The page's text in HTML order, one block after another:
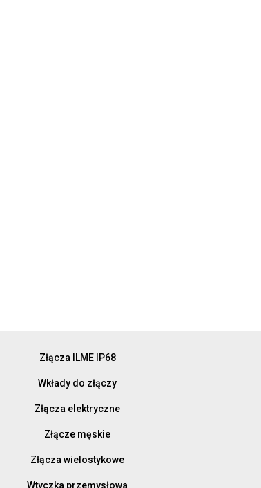
Złącza ILME IP68
Wkłady do złączy
Złącza elektryczne
Złącze męskie
Złącza wielostykowe
Wtyczka przemysłowa